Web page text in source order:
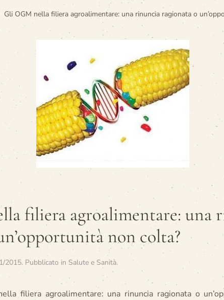
Gli OGM nella filiera agroalimentare: una rinuncia ragionata o
filiera agroalimentare: una
non colta?
2015. Pubblicato in Salute e Sanità.
filiera agroalimentare: una rinuncia ragionata o